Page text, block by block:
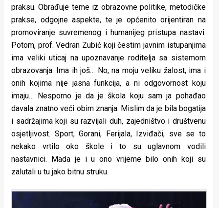
praksu. Obrađuje teme iz obrazovne politike, metodičke
prakse, odgojne aspekte, te je općenito orijentiran na
promoviranje suvremenog i humanijeg pristupa nastavi.
Potom, prof. Vedran Zubić koji čestim javnim istupanjima
ima veliki uticaj na upoznavanje roditelja sa sistemom
obrazovanja. Ima ih još… No, na moju veliku žalost, ima i
onih kojima nije jasna funkcija, a ni odgovornost koju
imaju… Nesporno je da je škola koju sam ja pohađao
davala znatno veći obim znanja. Mislim da je bila bogatija
i sadržajima koji su razvijali duh, zajedništvo i društvenu
osjetljivost. Sport, Gorani, Ferijala, Izviđači, sve se to
nekako vrtilo oko škole i to su uglavnom vodili
nastavnici. Mada je i u ono vrijeme bilo onih koji su
zalutali u tu jako bitnu struku.